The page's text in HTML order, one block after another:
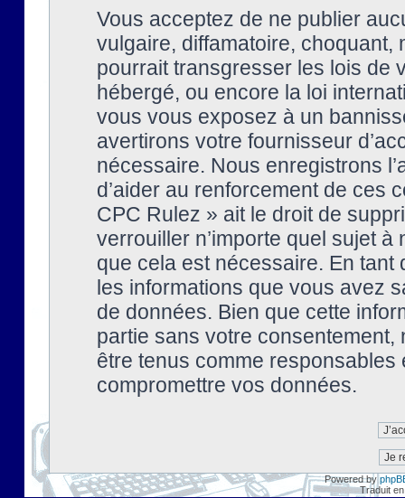
Vous acceptez de ne publier
vulgaire, diffamatoire, choquant,
pourrait transgresser les lois de
hébergé, ou encore la loi
vous vous exposez à un
avertirons votre fournisseur
nécessaire. Nous enregistrons
d’aider au renforcement de ces
CPC Rulez » ait le droit de
verrouiller n’importe quel sujet à
que cela est nécessaire. En tant
les informations que vous avez
de données. Bien que cette
partie sans votre
être tenus comme
compromettre vos données.
Powered by
Traduit